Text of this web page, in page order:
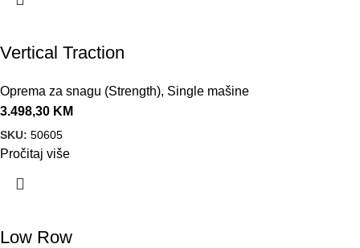
Vertical Traction
Oprema za snagu (Strength), Single mašine
3.498,30 KM
SKU: 50605
Pročitaj više
Low Row